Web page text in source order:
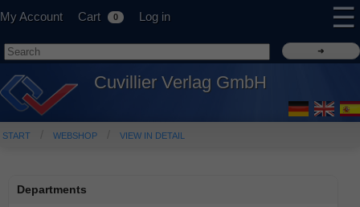
My Account Cart 0 Log in ☰
Cuvillier Verlag GmbH
START WEBSHOP VIEW IN DETAIL
Departments